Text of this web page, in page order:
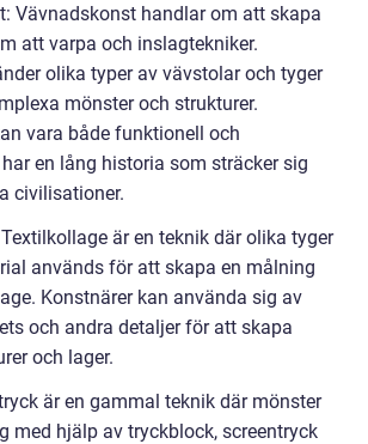
Vävnadskonst handlar om att skapa
att varpa och inslagtekniker.
olika typer av vävstolar och tyger
mönster och strukturer.
vara både funktionell och
en lång historia som sträcker sig
civilisationer.
är en teknik där olika tyger
används för att skapa en målning
Konstnärer kan använda sig av
och andra detaljer för att skapa
och lager.
är en gammal teknik där mönster
med hjälp av tryckblock, screentryck